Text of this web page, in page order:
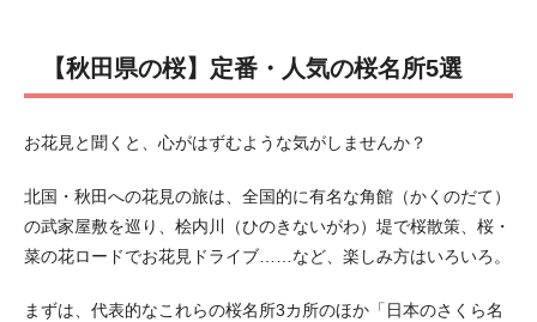
【秋田県の桜】定番・人気の桜名所5選
お花見と聞くと、心がはずむような気がしませんか？
北国・秋田への花見の旅は、全国的に有名な角館（かくのだて）
の武家屋敷を巡り、桧内川（ひのきないがわ）堤で桜散策、桜・
菜の花ロードでお花見ドライブ……など、楽しみ方はいろいろ。
まずは、代表的なこれらの桜名所3カ所のほか「日本のさくら名